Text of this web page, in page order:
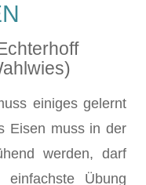
einiges gelernt
Eisen muss in der
werden, darf
Übung